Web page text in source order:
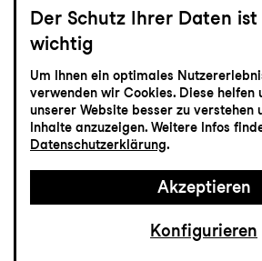
Eintritt frei
Sonntag
From England
Der Schutz Ihrer Daten ist
wichtig
Um Ihnen ein optimales
verwenden wir Cookies. Diese helfen
unserer Website besser zu verstehen
Inhalte anzuzeigen. Weitere Infos
Datenschutzerklärung.
Akzeptieren
Konfigurieren